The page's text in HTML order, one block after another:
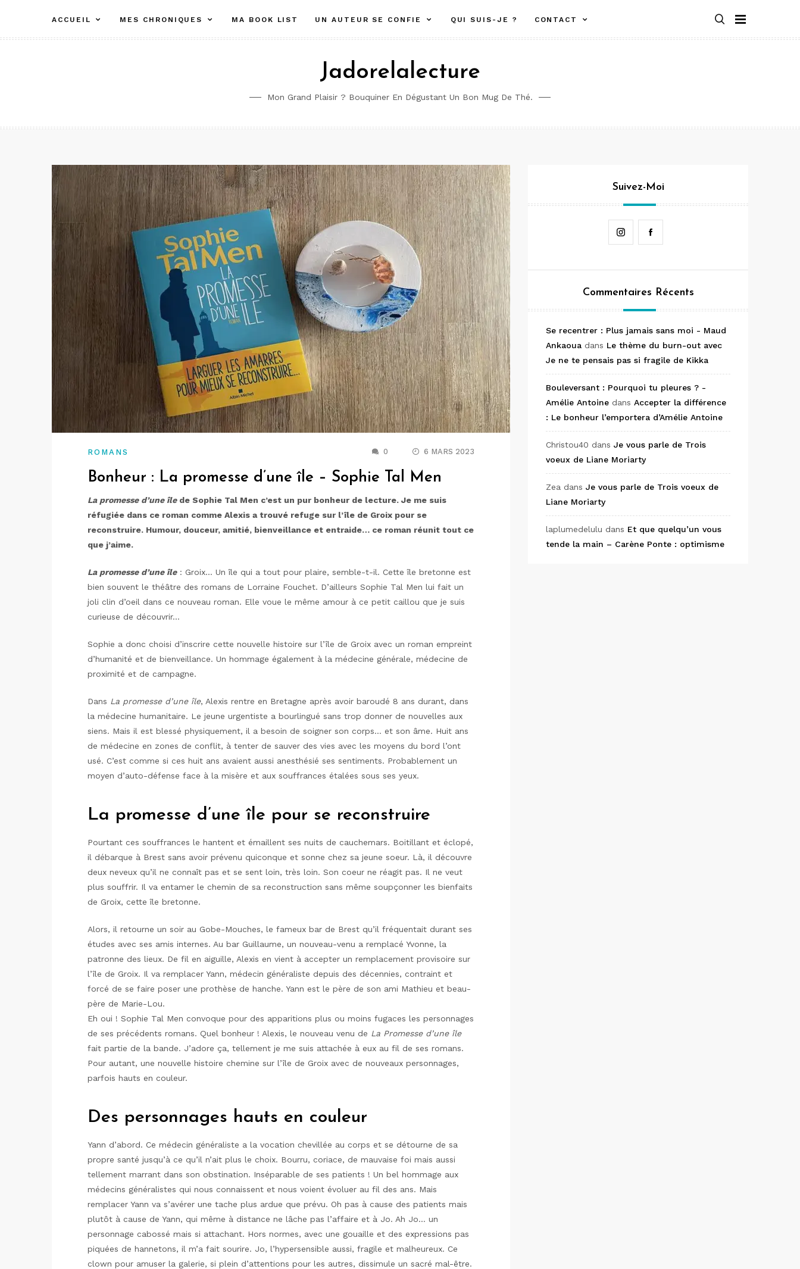
contenu
ACCUEIL MES CHRONIQUES MA BOOK LIST UN AUTEUR SE CONFIE QUI SUIS-JE ? CONTACT
Jadorelalecture
Mon Grand Plaisir ? Bouquiner En Dégustant Un Bon Mug De Thé.
ROMANS 0 6 MARS 2023
Bonheur : La promesse d’une île – Sophie Tal Men
La promesse d’une île de Sophie Tal Men c’est un pur bonheur de lecture. Je me suis
réfugiée dans ce roman comme Alexis a trouvé refuge sur l’île de Groix pour se
reconstruire. Humour, douceur, amitié, bienveillance et entraide… ce roman réunit tout ce
que j’aime.
La promesse d’une île: Groix… Un île qui a tout pour plaire, semble-t-il. Cette île bretonne est
bien souvent le théâtre des romans de Lorraine Fouchet. D’ailleurs Sophie Tal Men lui fait un
joli clin d’oeil dans ce nouveau roman. Elle voue le même amour à ce petit caillou que je suis
curieuse de découvrir…
Sophie a donc choisi d’inscrire cette nouvelle histoire sur l’île de Groix avec un roman empreint
d’humanité et de bienveillance. Un hommage également à la médecine générale, médecine de
proximité et de campagne.
Dans La promesse d’une île, Alexis rentre en Bretagne après avoir baroudé 8 ans durant, dans
la médecine humanitaire. Le jeune urgentiste a bourlingué sans trop donner de nouvelles aux
siens. Mais il est blessé physiquement, il a besoin de soigner son corps… et son âme. Huit ans
de médecine en zones de conflit, à tenter de sauver des vies avec les moyens du bord l’ont
usé. C’est comme si ces huit ans avaient aussi anesthésié ses sentiments. Probablement un
moyen d’auto-défense face à la misère et aux souffrances étalées sous ses yeux.
La promesse d’une île pour se reconstruire
Pourtant ces souffrances le hantent et émaillent ses nuits de cauchemars. Boitillant et éclopé,
il débarque à Brest sans avoir prévenu quiconque et sonne chez sa jeune soeur. Là, il découvre
deux neveux qu’il ne connaît pas et se sent loin, très loin. Son coeur ne réagit pas. Il ne veut
plus souffrir. Il va entamer le chemin de sa reconstruction sans même soupçonner les bienfaits
de Groix, cette île bretonne.
Alors, il retourne un soir au Gobe-Mouches, le fameux bar de Brest qu’il fréquentait durant ses
études avec ses amis internes. Au bar Guillaume, un nouveau-venu a remplacé Yvonne, la
patronne des lieux. De fil en aiguille, Alexis en vient à accepter un remplacement provisoire sur
l’île de Groix. Il va remplacer Yann, médecin généraliste depuis des décennies, contraint et
forcé de se faire poser une prothèse de hanche. Yann est le père de son ami Mathieu et beau-
père de Marie-Lou.
Eh oui ! Sophie Tal Men convoque pour des apparitions plus ou moins fugaces les personnages
de ses précédents romans. Quel bonheur ! Alexis, le nouveau venu de La Promesse d’une île
fait partie de la bande. J’adore ça, tellement je me suis attachée à eux au fil de ses romans.
Pour autant, une nouvelle histoire chemine sur l’île de Groix avec de nouveaux personnages,
parfois hauts en couleur.
Des personnages hauts en couleur
Yann d’abord. Ce médecin généraliste a la vocation chevillée au corps et se détourne de sa
propre santé jusqu’à ce qu’il n’ait plus le choix. Bourru, coriace, de mauvaise foi mais aussi
tellement marrant dans son obstination. Inséparable de ses patients ! Un bel hommage aux
médecins généralistes qui nous connaissent et nous voient évoluer au fil des ans. Mais
remplacer Yann va s’avérer une tache plus ardue que prévu. Oh pas à cause des patients mais
plutôt à cause de Yann, qui même à distance ne lâche pas l’affaire et à Jo. Ah Jo… un
personnage cabossé mais si attachant. Hors normes, avec une gouaille et des expressions pas
piquées de hannetons, il m’a fait sourire. Jo, l’hypersensible aussi, fragile et malheureux. Ce
clown pour amuser la galerie, si plein d’attentions pour les autres, dissimule un sacré mal-être.
Suivez-Moi
Instagram
Commentaires Récents
Se recentrer : Plus jamais sans moi - Maud
Ankaoua dans Le thème du burn-out avec
Je ne te pensais pas si fragile de Kikka
Bouleversant : Pourquoi tu pleures ? -
Amélie Antoine dans Accepter la différence
: Le bonheur l’emportera d’Amélie Antoine
Christou40 dans Je vous parle de Trois
voeux de Liane Moriarty
Zea dans Je vous parle de Trois voeux de
Liane Moriarty
laplumedelulu dans Et que quelqu’un vous
tende la main – Carène Ponte : optimisme